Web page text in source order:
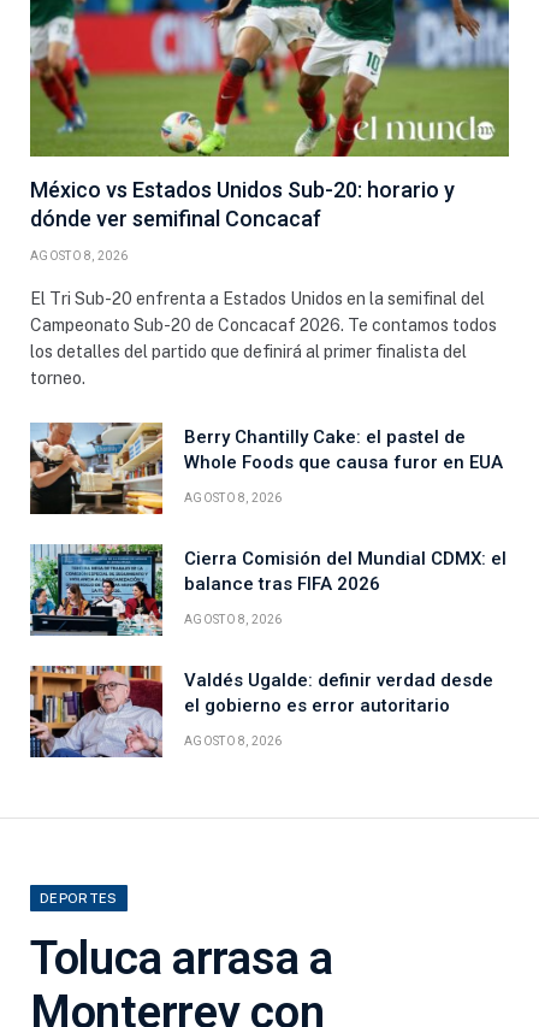
México vs Estados Unidos Sub-20: horario y
dónde ver semifinal Concacaf
AGOSTO 8, 2026
El Tri Sub-20 enfrenta a Estados Unidos en la semifinal del
Campeonato Sub-20 de Concacaf 2026. Te contamos todos
los detalles del partido que definirá al primer finalista del
torneo.
Berry Chantilly Cake: el pastel de
Whole Foods que causa furor en EUA
AGOSTO 8, 2026
Cierra Comisión del Mundial CDMX: el
balance tras FIFA 2026
AGOSTO 8, 2026
Valdés Ugalde: definir verdad desde
el gobierno es error autoritario
AGOSTO 8, 2026
DEPORTES
Toluca arrasa a
Monterrey con